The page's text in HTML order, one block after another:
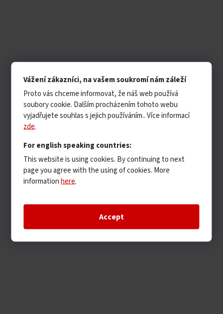
Vážení zákazníci, na vašem soukromí nám záleží
Proto vás chceme informovat, že náš web používá
soubory cookie. Dalším procházením tohoto webu
vyjadřujete souhlas s jejich používáním.. Více informací
zde.
For english speaking countries:
This website is using cookies. By continuing to next
page you agree with the using of cookies. More
informationhere.
Accept